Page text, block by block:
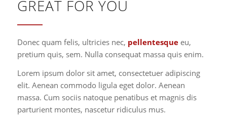
GREAT FOR YOU
Donec quam felis, ultricies nec, pellentesqueeu,
pretium quis, sem. Nulla consequat massa quis enim.
Lorem ipsum dolor sit amet, consectetuer adipiscing
elit. Aenean commodo ligula eget dolor. Aenean
massa. Cum sociis natoque penatibus et magnis dis
parturient montes, nascetur ridiculus mus.